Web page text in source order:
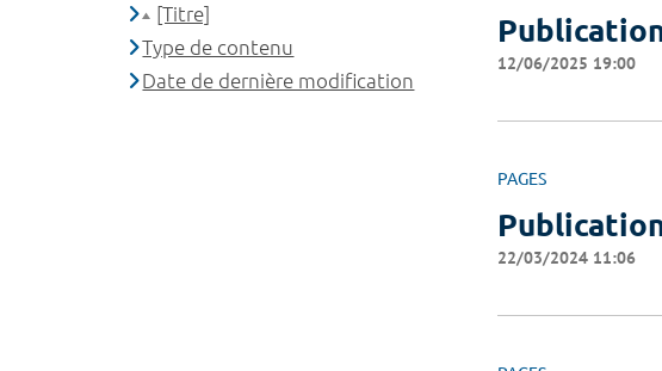
12/06/2025 19:00
PAGES
22/03/2024 11:06
[Titre]
Type de contenu
Date de dernière modification